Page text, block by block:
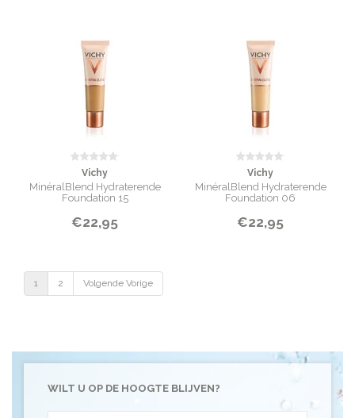
Vichy
MinéralBlend Hydraterende
Foundation 15
€22,95
Vichy
MinéralBlend Hydraterende
Foundation 06
€22,95
1 2 Volgende Vorige
WILT U OP DE HOOGTE BLIJVEN?